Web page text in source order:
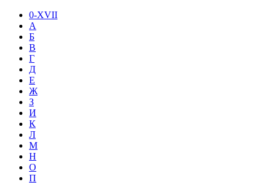
0-XVII
А
Б
В
Г
Д
Е
Ж
З
И
К
Л
М
Н
О
П